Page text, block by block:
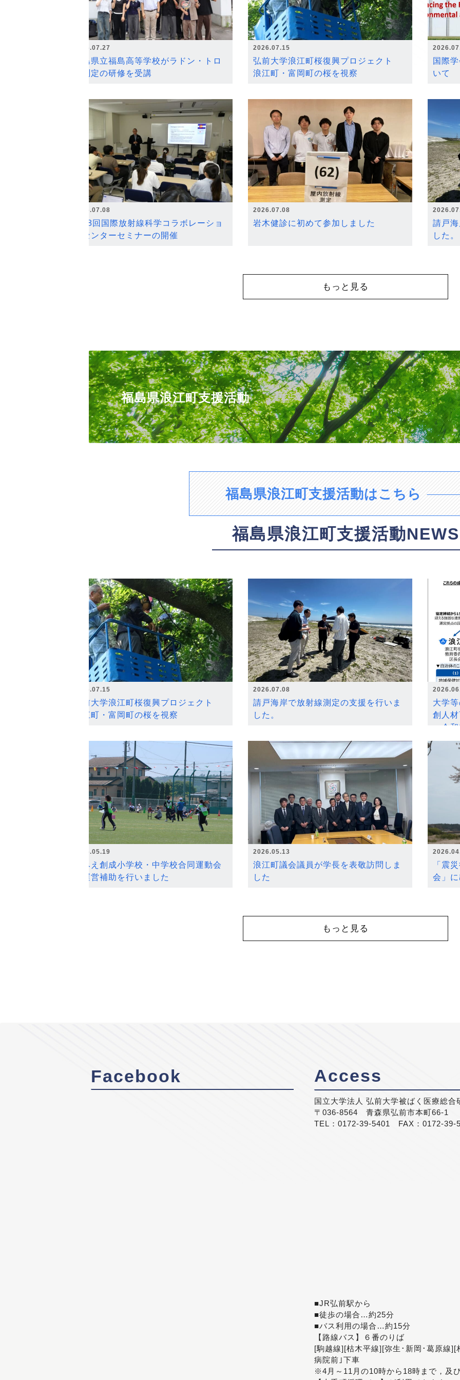
2026.07.27
福島県立福島高等学校がラドン・トロ
ン測定の研修を受講
2026.07.15
弘前大学浪江町桜復興プロジェクト
浪江町・富岡町の桜を視察
国際
いて
2026.07.08
第18回国際放射線科学コラボレーショ
ンセンターセミナーの開催
2026.07.08
岩木健診に初めて参加しました
請戸
した。
もっと見る
福島県浪江町支援活動
福島県浪江町支援活動はこちら
福島県浪江町支援活動NEWS
2026.07.15
弘前大学浪江町桜復興プロジェクト
浪江町・富岡町の桜を視察
2026.07.08
請戸海岸で放射線測定の支援を行いま
した。
大学
創人
～令
2026.05.19
なみえ創成小学校・中学校合同運動会
の運営補助を行いました
2026.05.13
浪江町議会議員が学長を表敬訪問しま
した
「震
会」
もっと見る
Facebook Access
国立大学法人 弘前大学被ばく医療総合
〒036-8564 青森県弘前市本町66-1
TEL：0172-39-5401 FAX：0172-39-
■JR弘前駅から
■徒歩の場合…約25分
■バス利用の場合…約15分
【路線バス】６番のりば
[駒越線][枯木平線][弥生･新岡･葛原線
病院前｣下車
※4月～11月の10時から18時まで，及